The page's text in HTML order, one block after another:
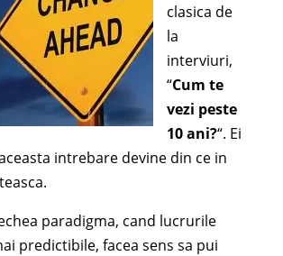
clasica de
la
interviuri,
“Cum te
vezi peste
10 ani?“. Ei
intrebare devine din ce in
paradigma, cand lucrurile
predictibile, facea sens sa pui